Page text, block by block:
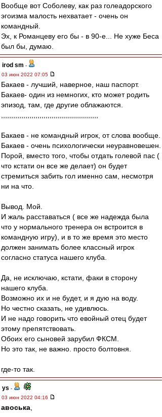
Вообще вот Соболеву, как раз голеадорского
эгоизма малость нехватает - очень он
командный.
Эх, к Романцеву его бы - в 90-е... Не хуже Беса
был бы, думаю.
irod sm -
03 июн 2022 07:05
Бакаев - лучший, наверное, наш паспорт.
Бакаев- один из немногих, кто может родить
эпизод, там, где другие облажаются.
Бакаев - не командный игрок, от слова вообще.
Бакаев - очень психологически неуравновешен.
Порой, вместо того, чтобы отдать голевой пас (
что кстати он все же делает) он будет
стремиться забить гол именно сам, несмотря
ни на что.
Вывод. Мой.
И жаль расставаться ( все же надежда была
что у нормального тренера он встроится в
командную игру), и в то же время это место
должен занимать более классный игрок
согласно статуса нашего клуба.
Да, не исключаю, кстати, факи в сторону
нашего клуба.
Возможно их и не будет, и я дую на воду.
Но честно сказать, не удивлюсь.
И не надо говорить что евойный отец будет
этому препятствовать.
Обоих его сыновей зарубил ФКСМ.
Но это так, не важно. просто болтовня.
где-то так.
ys -
03 июн 2022 04:16
авоська